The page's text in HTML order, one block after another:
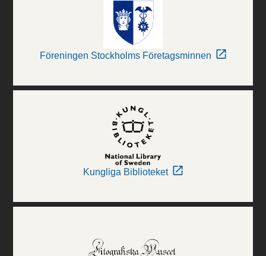
Föreningen Stockholms Företagsminnen
Kungliga Biblioteket